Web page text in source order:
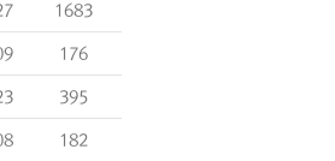
1683
176
395
182